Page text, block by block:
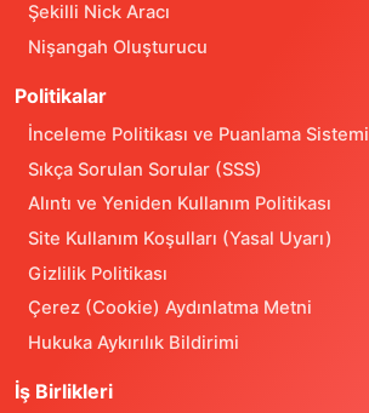
Şekilli Nick Aracı
Nişangah Oluşturucu
Politikalar
İnceleme Politikası ve Puanlama Sistemi
Sıkça Sorulan Sorular (SSS)
Alıntı ve Yeniden Kullanım Politikası
Site Kullanım Koşulları (Yasal Uyarı)
Gizlilik Politikası
Çerez (Cookie) Aydınlatma Metni
Hukuka Aykırılık Bildirimi
İş Birlikleri